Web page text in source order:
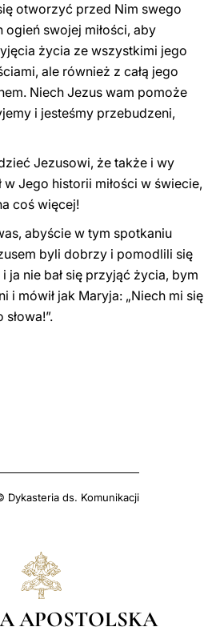
otworzyć przed Nim swego
ogień swojej miłości, aby
życia ze wszystkimi jego
ale również z całą jego
Niech Jezus wam pomoże
i jesteśmy przebudzeni,
Jezusowi, że także i wy
Jego historii miłości w świecie,
coś więcej!
abyście w tym spotkaniu
byli dobrzy i pomodlili się
ja nie bał się przyjąć życia, bym
i mówił jak Maryja: „Niech mi się
Dykasteria ds. Komunikacji
APOSTOLSKA